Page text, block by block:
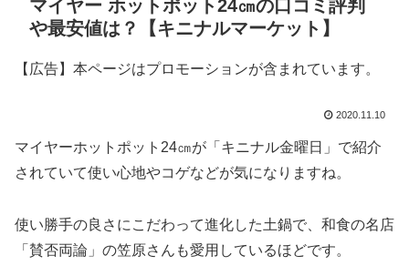
マイヤー ホットポット24㎝の口コミ評判
や最安値は？【キニナルマーケット】
【広告】本ページはプロモーションが含まれています。
2020.11.10
マイヤーホットポット24㎝が「キニナル金曜日」で紹介
されていて使い心地やコゲなどが気になりますね。
使い勝手の良さにこだわって進化した土鍋で、和食の名店
「賛否両論」の笠原さんも愛用しているほどです。